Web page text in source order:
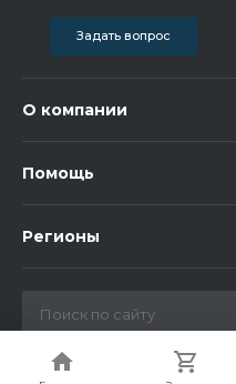
Задать вопрос
О компании
Помощь
Регионы